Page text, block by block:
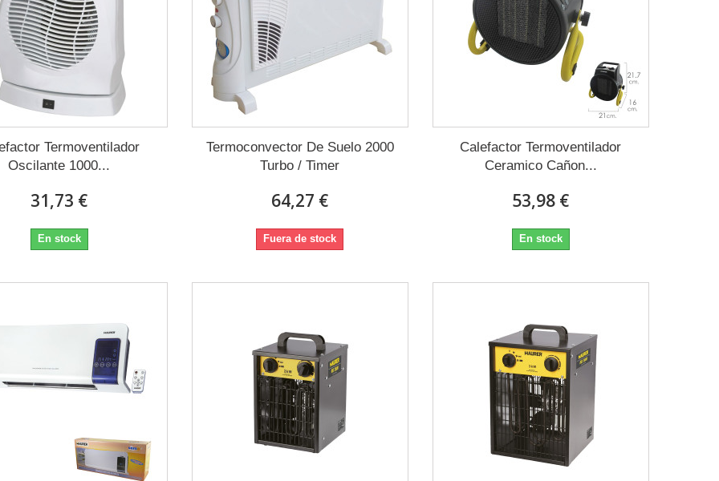
Termoventilador
Oscilante 1000...
31,73 €
En stock
Termoconvector De Suelo 2000
Turbo / Timer
64,27 €
Fuera de stock
Calefactor Termoventilador
Ceramico Cañon...
53,98 €
En stock